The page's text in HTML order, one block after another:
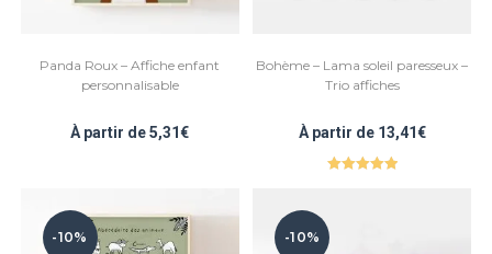
Panda Roux – Affiche enfant
personnalisable
À partir de5,31€
Bohème – Lama soleil paresseux –
Trio affiches
À partir de 13,41€
-10% -10%